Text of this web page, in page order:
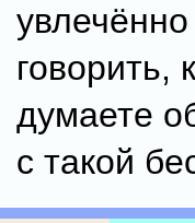
говорить,
думаете
с такой